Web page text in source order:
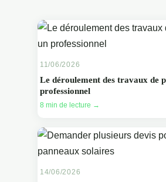
11/06/2026
Le déroulement des travaux de
professionnel
8 min de lecture →
14/06/2026